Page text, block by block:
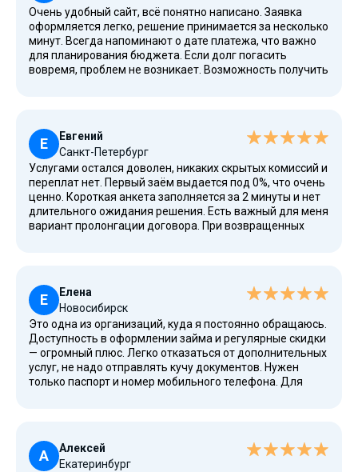
Очень удобный сайт, всё понятно написано. Заявка
оформляется легко, решение принимается за несколько
минут. Всегда напоминают о дате платежа, что важно
для планирования бюджета. Если долг погасить
вовремя, проблем не возникает. Возможность получить
Е
Евгений
Санкт-Петербург
Услугами остался доволен, никаких скрытых комиссий и
переплат нет. Первый заём выдается под 0%, что очень
ценно. Короткая анкета заполняется за 2 минуты и нет
длительного ожидания решения. Есть важный для меня
вариант пролонгации договора. При возвращенных
Е
Елена
Новосибирск
Это одна из организаций, куда я постоянно обращаюсь.
Доступность в оформлении займа и регулярные скидки
— огромный плюс. Легко отказаться от дополнительных
услуг, не надо отправлять кучу документов. Нужен
только паспорт и номер мобильного телефона. Для
А
Алексей
Екатеринбург